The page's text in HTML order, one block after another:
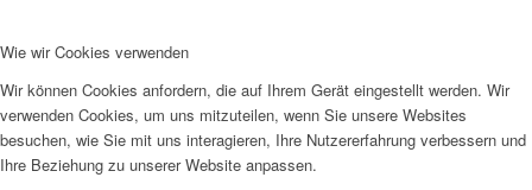
Wie wir Cookies verwenden
Wir können Cookies anfordern, die auf Ihrem Gerät eingestellt werden. Wir
verwenden Cookies, um uns mitzuteilen, wenn Sie unsere Websites
besuchen, wie Sie mit uns interagieren, Ihre Nutzererfahrung verbessern und
Ihre Beziehung zu unserer Website anpassen.